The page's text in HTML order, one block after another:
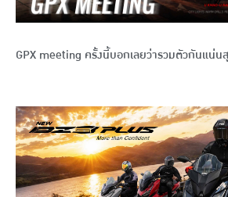
GPX meeting ครั้งนี้บอกเลยว่ารวมตัวกันแน่น